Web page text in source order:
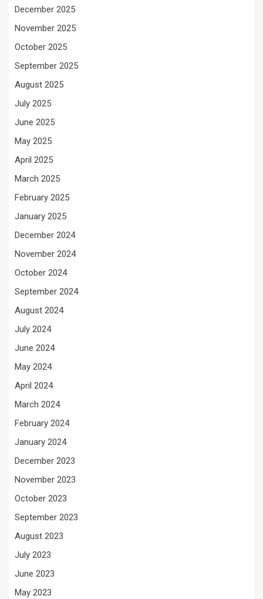
December 2025
November 2025
October 2025
September 2025
August 2025
July 2025
June 2025
May 2025
April 2025
March 2025
February 2025
January 2025
December 2024
November 2024
October 2024
September 2024
August 2024
July 2024
June 2024
May 2024
April 2024
March 2024
February 2024
January 2024
December 2023
November 2023
October 2023
September 2023
August 2023
July 2023
June 2023
May 2023